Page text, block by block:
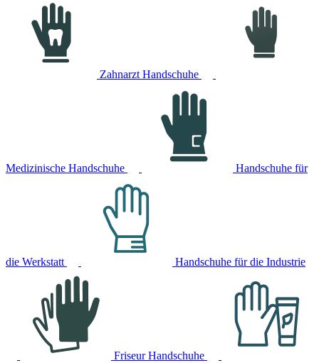
Zahnarzt Handschuhe
Medizinische Handschuhe Handschuhe für
die Werkstatt Handschuhe für die Industrie
Friseur Handschuhe